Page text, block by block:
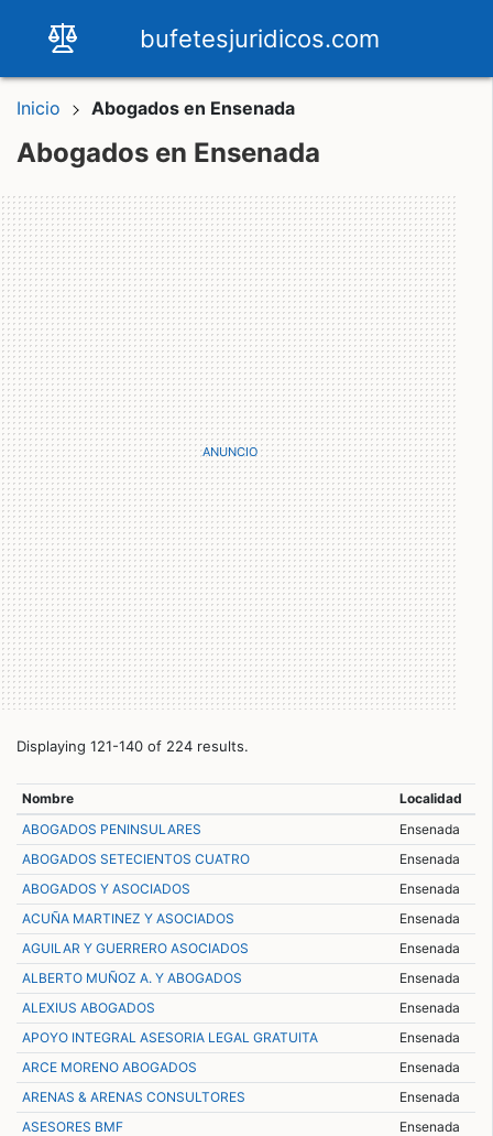
bufetesjuridicos.com
Inicio Abogados en Ensenada
Abogados en Ensenada
Displaying 121-140 of 224 results.
Nombre
Localidad
ABOGADOS PENINSULARES
Ensenada
ABOGADOS SETECIENTOS CUATRO
Ensenada
ABOGADOS Y ASOCIADOS
Ensenada
ACUÑA MARTINEZ Y ASOCIADOS
Ensenada
AGUILAR Y GUERRERO ASOCIADOS
Ensenada
ALBERTO MUÑOZ A. Y ABOGADOS
Ensenada
ALEXIUS ABOGADOS
Ensenada
APOYO INTEGRAL ASESORIA LEGAL GRATUITA
Ensenada
ARCE MORENO ABOGADOS
Ensenada
ARENAS & ARENAS CONSULTORES
Ensenada
ASESORES BMF
Ensenada